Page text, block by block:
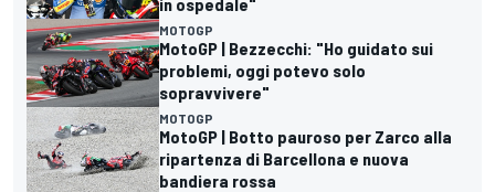
MOTOGP
MotoGP | Bezzecchi: "Ho guidato sui
problemi, oggi potevo solo
sopravvivere"
MOTOGP
MotoGP | Botto pauroso per Zarco alla
ripartenza di Barcellona e nuova
bandiera rossa